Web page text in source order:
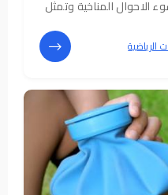
سوء الاحوال المناخية وتمثل
الرياضية